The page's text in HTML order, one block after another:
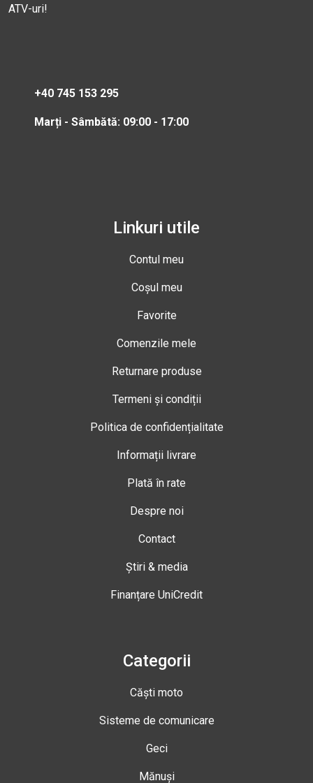
ATV-uri!
+40 745 153 295
Marți - Sâmbătă: 09:00 - 17:00
Linkuri utile
Contul meu
Coșul meu
Favorite
Comenzile mele
Returnare produse
Termeni și condiții
Politica de confidențialitate
Informații livrare
Plată în rate
Despre noi
Contact
Știri & media
Finanțare UniCredit
Categorii
Căști moto
Sisteme de comunicare
Geci
Mănuși